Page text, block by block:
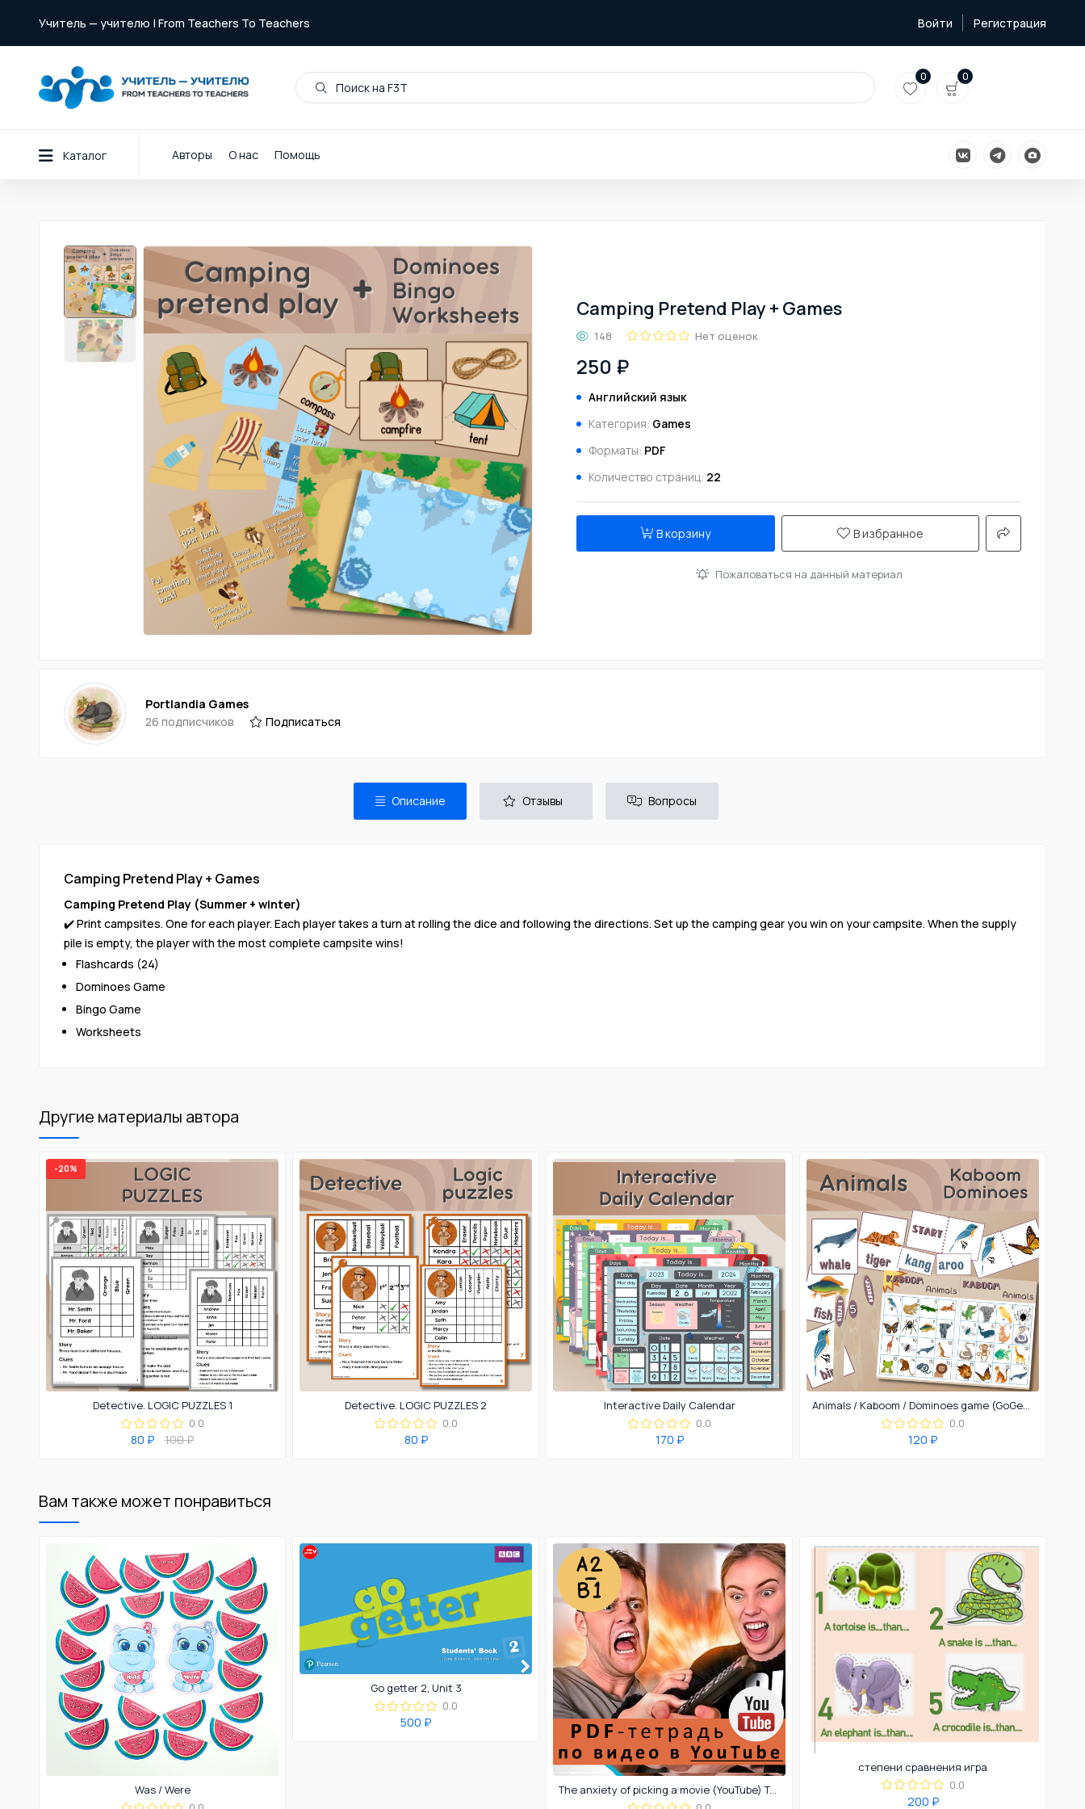
Учитель — учителю | From Teachers To Teachers Войти Регистрация
Поиск на F3T
0 0
Каталог Авторы О нас Помощь
Camping Pretend Play + Games
148 Нет оценок
250 ₽
Английский язык
Категория: Games
Форматы: PDF
Количество страниц: 22
В корзину В избранное
Пожаловаться на данный материал
Portlandia Games
26 подписчиков
Подписаться
Описание Отзывы Вопросы
Camping Pretend Play + Games
Camping Pretend Play (Summer + winter)
✔️ Print campsites. One for each player. Each player takes a turn at rolling the dice and following the directions. Set up the camping gear you win on your campsite. When the supply
pile is empty, the player with the most complete campsite wins!
Flashcards (24)
Dominoes Game
Bingo Game
Worksheets
Другие материалы автора
-20%
Detective. LOGIC PUZZLES 1
0.0
80 ₽ 100 ₽
Detective. LOGIC PUZZLES 2
0.0
80 ₽
Interactive Daily Calendar
0.0
170 ₽
Animals / Kaboom / Dominoes game (GoGetter 1)
0.0
120 ₽
Вам также может понравиться
Was / Were
Go getter 2, Unit 3
0.0
500 ₽
The anxiety of picking a movie (YouTube) Topics: 1) Film/movie genres 2) Ordering food in, takeout, takeaway
степени сравнения игра
0.0
200 ₽